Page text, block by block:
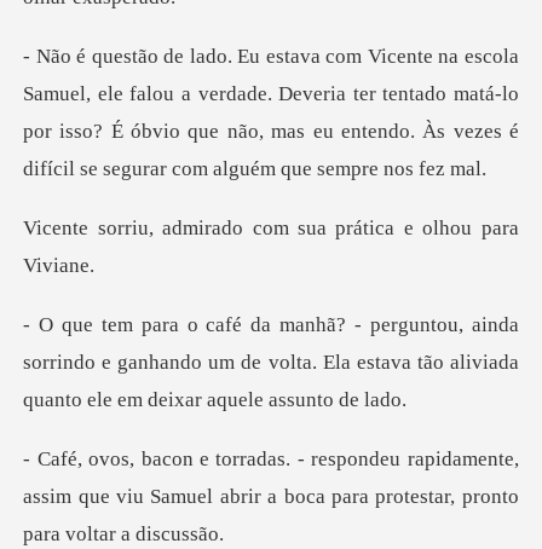
u a verdade. Deveria ter tentado matá-lo
por isso? É óbvio que não, mas e
rado com sua prática
a
sorrindo e ganhando um de volta. Ela estava tão a
pidamente,
assim que viu Samuel abrir a boca p